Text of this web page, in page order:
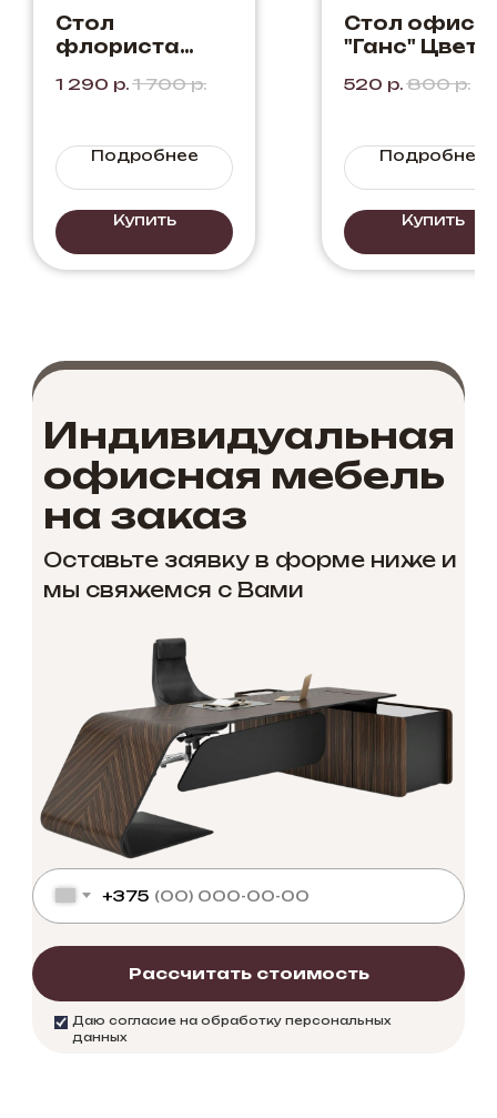
Стол
флориста
Цвет: Мрамор
Каррара
1 290 р. 1 700 р.
Подробнее
Купить
Стол
"Ганс" Цвет:
Стол для
стиля и
комфорта
520 р. 800 р.
Подробнее
Купить
Оставьте заявку в форме ниже и
мы свяжемся с Вами
Даю согласие на обработку персональных
данных
+375
Рассчитать стоимость
Индивидуальная
офисная мебель
на заказ